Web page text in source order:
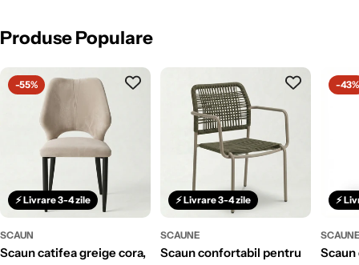
Produse Populare
⚡ Livrare 3-4 zile
-55%
SCAUN
scaun catifea greige cora,
⚡ Livrare 3-4 zile
SCAUNE
scaun confortabil pentru
⚡
-43%
scaun de bar 120 cm